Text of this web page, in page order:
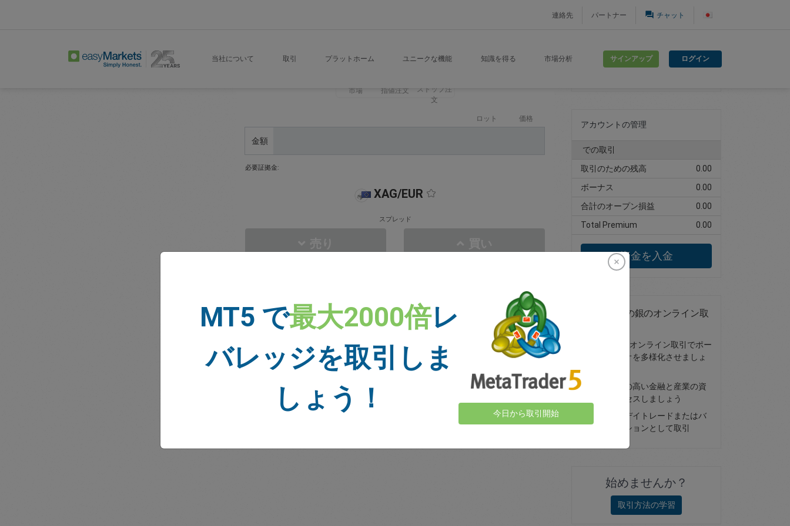
連絡先 パートナー question_answer チャット
当社について 取引 プラットホーム ユニークな機能 知識を得る 市場分析 サインアップ ログイン
市場 指値注文
ストップ注
文
ロット 価格
金額
必要証拠金:
XAG/EUR
スプレッド
取引アカウントの作成
アカウントの管理
での取引
取引のための残高
0.00
ボーナス
0.00
合計のオープン損益
0.00
Total Premium
0.00
資金を入金
CFDとしての銀のオンライン取
銀(XAG)のオンライン取引でポー
トフォリオを多様化させましょ
この需要の高い金融と産業の資
産にアクセスしましょう
スポットデイトレードまたはバ
ニラオプションとして取引
始めませんか？
取引方法の学習
MT5 で最大2000倍レ
バレッジを取引しま
しょう！
今日から取引開始